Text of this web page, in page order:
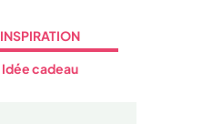
INSPIRATION
Idée cadeau